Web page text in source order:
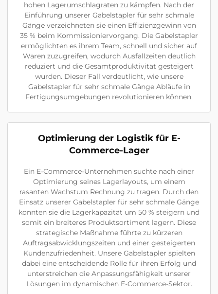
hohen Lagerumschlagraten zu kämpfen. Nach der
Einführung unserer Gabelstapler für sehr schmale
Gänge verzeichneten sie einen Effizienzgewinn von
35 % beim Kommissioniervorgang. Die Gabelstapler
ermöglichten es ihrem Team, schnell und sicher auf
Waren zuzugreifen, wodurch Ausfallzeiten deutlich
reduziert und die Gesamtproduktivität gesteigert
wurden. Dieser Fall verdeutlicht, wie unsere
Gabelstapler für sehr schmale Gänge Abläufe in
Fertigungsumgebungen revolutionieren können.
Optimierung der Logistik für E-
Commerce-Lager
Ein E-Commerce-Unternehmen suchte nach einer
Optimierung seines Lagerlayouts, um einem
rasanten Wachstum Rechnung zu tragen. Durch den
Einsatz unserer Gabelstapler für sehr schmale Gänge
konnten sie die Lagerkapazität um 50 % steigern und
somit ein breiteres Produktsortiment lagern. Diese
strategische Maßnahme führte zu kürzeren
Auftragsabwicklungszeiten und einer gesteigerten
Kundenzufriedenheit. Unsere Gabelstapler spielten
dabei eine entscheidende Rolle für ihren Erfolg und
unterstreichen die Anpassungsfähigkeit unserer
Lösungen im dynamischen E-Commerce-Sektor.